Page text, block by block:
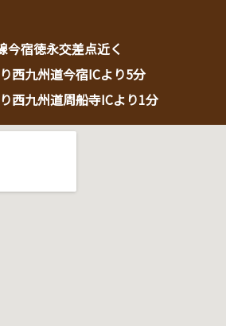
今宿徳永交差点近く
西九州道今宿ICより5分
西九州道周船寺ICより1分